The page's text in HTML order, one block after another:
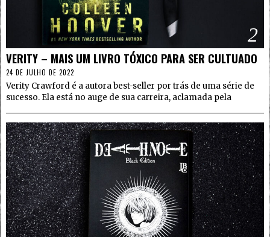
2
VERITY – MAIS UM LIVRO TÓXICO PARA SER CULTUADO
24 DE JULHO DE 2022
Verity Crawford é a autora best-seller por trás de uma série de
sucesso. Ela está no auge de sua carreira, aclamada pela